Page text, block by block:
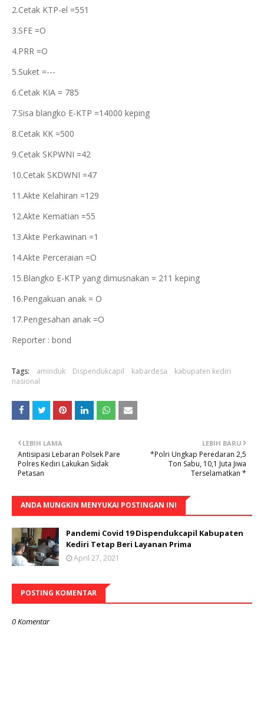
2.Cetak KTP-el =551
3.SFE =O
4.PRR =O
5.Suket =---
6.Cetak KIA = 785
7.Sisa blangko E-KTP =14000 keping
8.Cetak KK =500
9.Cetak SKPWNI =42
10.Cetak SKDWNI =47
11.Akte Kelahiran =129
12.Akte Kematian =55
13.Akte Perkawinan =1
14.Akte Perceraian =O
15.Blangko E-KTP yang dimusnakan = 211 keping
16.Pengakuan anak = O
17.Pengesahan anak =O
Reporter : bond
Tags: aminduk Dispendukcapil kabardesa
kabupaten kediri
nasional
LEBIH BARU
*Polri Ungkap Peredaran 2,5
Ton Sabu, 10,1 Juta Jiwa
Terselamatkan *
LEBIH LAMA
Antisipasi Lebaran Polsek Pare
Polres Kediri Lakukan Sidak
Petasan
ANDA MUNGKIN MENYUKAI POSTINGAN INI
Pandemi Covid 19 Dispendukcapil Kabupaten
Kediri Tetap Beri Layanan Prima
April 27, 2021
POSTING KOMENTAR
0 Komentar